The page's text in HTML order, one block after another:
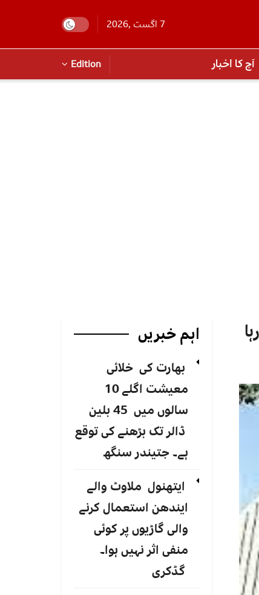
7 اگست ,2026
آج کا اخبار Edition
اہم خبریں
بھارت کی خلائی
معیشت اگلے 10
سالوں میں 45 بلین
ڈالر تک بڑھنے کی توقع
ہے۔ جتیندر سنگھ
ایتھنول ملاوٹ والے
ایندھن استعمال کرنے
والی گاڑیوں پر کوئی
منفی اثر نہیں ہوا۔
گڈکری